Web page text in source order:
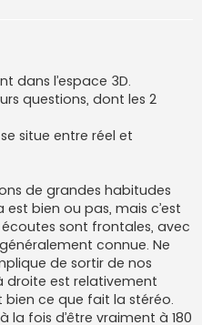
dans l’espace 3D.
questions, dont les 2
situe entre réel et
de grandes habitudes
est bien ou pas, mais c’est
sont frontales, avec
connue. Ne
de sortir de nos
droite est relativement
bien ce que fait la stéréo.
la fois d’être vraiment à 180